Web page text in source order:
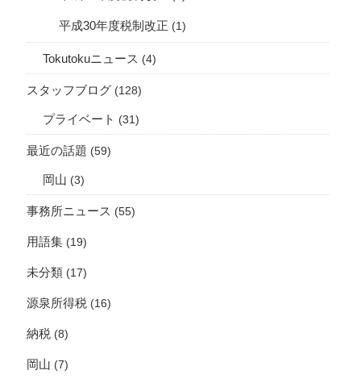
平成30年度税制改正 (1)
Tokutokuニュース (4)
スタッフブログ (128)
プライベート (31)
最近の話題 (59)
岡山 (3)
事務所ニュース (55)
用語集 (19)
未分類 (17)
源泉所得税 (16)
納税 (8)
岡山 (7)